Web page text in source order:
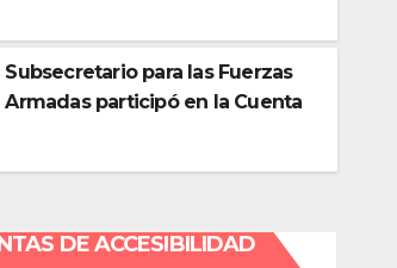
Bolívar
Directivo de
Estado
Subsecretario para las Fuerzas
Armadas participó en la Cuenta
DE ACCESIBILIDAD